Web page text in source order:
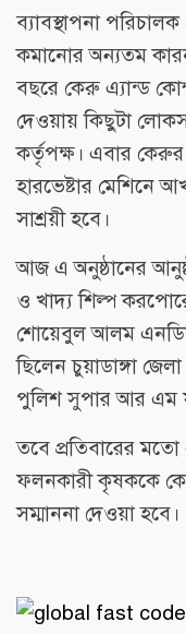
ব্যাবস্থাপনা
কমানোর অন্যতম
বছরে কেরু এ্যান্ড
দেওয়ায় কিছুটা
কর্তৃপক্ষ। এবার কেরুর
হারভেষ্টার মেশিনে
সাশ্রয়ী হবে।
আজ এ অনুষ্ঠানের
ও খাদ্য শিল্প
শোয়েবুল আলম
ছিলেন চুয়াডাঙ্গা
পুলিশ সুপার আর এম
তবে প্রতিবারের মতো
ফলনকারী কৃষককে
সম্মাননা দেওয়া হবে।